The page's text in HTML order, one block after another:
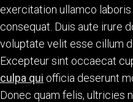
exercitation ullamco
consequat. Duis aute irure
voluptate velit esse cillum
Excepteur sint occaecat
culpa qui officia deserunt
Donec quam felis, ultricies